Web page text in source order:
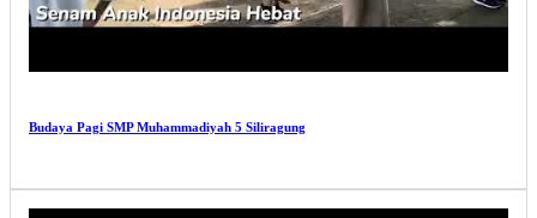
Budaya Pagi SMP Muhammadiyah 5 Siliragung